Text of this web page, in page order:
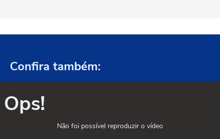
Confira também:
Ops!
Não foi possível reproduzir o vídeo